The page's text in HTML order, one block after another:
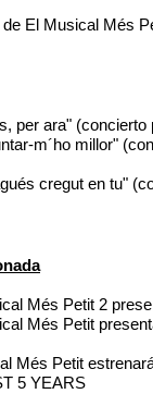
El Musical Més
per ara"
m´ho millor"
cregut en tu"
Més Petit 2
Més Petit
Més Petit
5 YEARS